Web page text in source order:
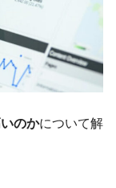
のかについて解